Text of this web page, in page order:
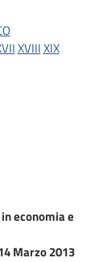
XVIIIXIX
economia e
Marzo 2013